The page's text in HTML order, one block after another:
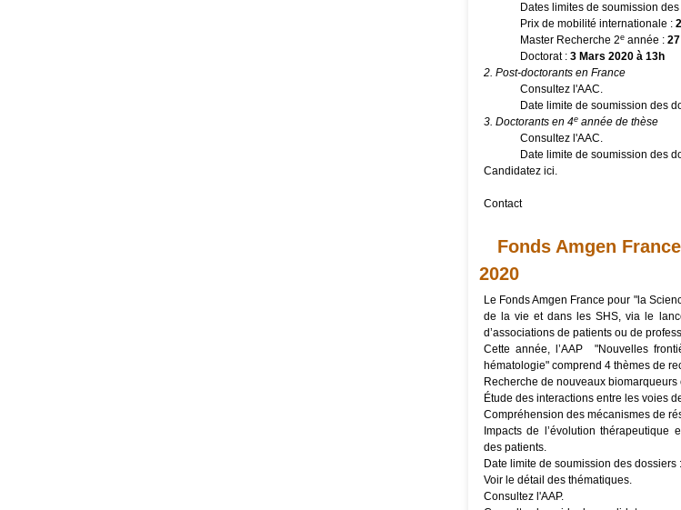
Dates limites de soumission
Prix de mobilité internationale :
Master Recherche 2eannée :
Doctorat : 3 Mars 2020 à 13h
2. Post-doctorants en France
Consultezl'AAC.
Date limite de soumission des
3. Doctorants en 4e année de thèse
Consultezl'AAC.
Date limite de soumission des
Candidatez ici.
Contact
Fonds Amgen
2020
Le Fonds Amgen France pour "la
de la vie et dans les SHS, via le
d’associations de patients ou de
Cette année, l’AAP "Nouvelles
hématologie" comprend 4 thèmes de
Recherche de nouveaux
Étude des interactions entre les voies
Compréhension des mécanismes de
Impacts de l’évolution
des patients.
Date limite de soumission des dossiers :
Voirle détail des thématiques.
Consultezl'AAP.